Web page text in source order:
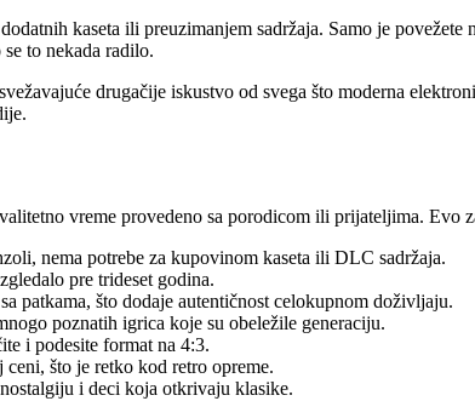
kaseta ili preuzimanjem sadržaja. Samo je
to nekada radilo.
drugačije iskustvo od svega što moderna
vreme provedeno sa porodicom ili prijateljima. Evo
nema potrebe za kupovinom kaseta ili DLC sadržaja.
pre trideset godina.
patkama, što dodaje autentičnost celokupnom doživljaju.
poznatih igrica koje su obeležile generaciju.
i podesite format na 4:3.
što je retko kod retro opreme.
i deci koja otkrivaju klasike.